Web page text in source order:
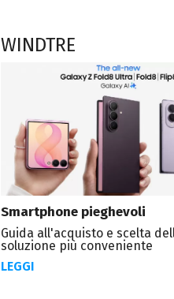
WINDTRE
Smartphone pieghevoli
Guida all'acquisto e scelta
soluzione più conveniente
LEGGI